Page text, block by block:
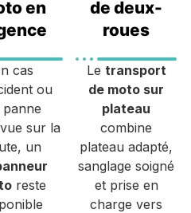
en
cas
ou
panne
sur la
un
reste
de deux-
roues
Le transport
de moto sur
plateau
combine
plateau adapté,
sanglage soigné
et prise en
charge vers